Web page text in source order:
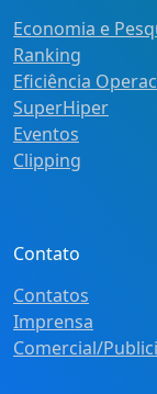
Economia e
Ranking
Eficiência
SuperHiper
Eventos
Clipping
Contato
Contatos
Imprensa
Comercial/